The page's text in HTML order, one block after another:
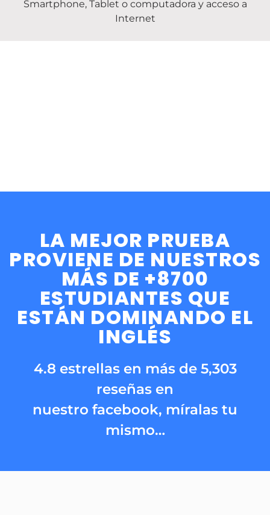
Smartphone, Tablet o computadora y acceso a
Internet
LA MEJOR PRUEBA
PROVIENE DE NUESTROS
MÁS DE +8700
ESTUDIANTES QUE
ESTÁN DOMINANDO EL
INGLÉS
4.8 estrellas en más de 5,303
reseñas en
nuestro facebook, míralas tu
mismo…